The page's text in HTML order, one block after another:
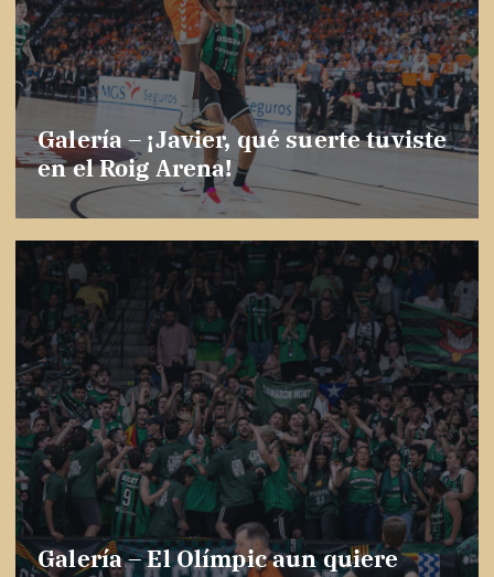
Galería – ¡Javier, qué suerte tuviste
en el Roig Arena!
Galería – El Olímpic aun quiere